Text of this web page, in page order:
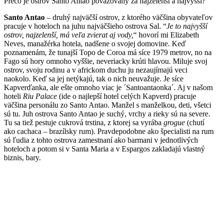
Santo Antao – druhý najväčší ostrov, z ktorého väčšina obyvateľov
pracuje v hoteloch na juhu najväčšieho ostrova Sal. “Je to najvyšší
ostrov, najzelenší, má veľa zvierat aj vody,“ hovorí mi Elizabeth
Neves, manažérka hotela, nadšene o svojej domovine. Keď
poznamenám, že tunajšíTopo de Coroa má síce 1979 metrov, no na
Fago sú hory omnoho vyššie, neveriacky krúti hlavou. Miluje svoj
ostrov, svoju rodinu a v africkom duchu ju nezaujímajú veci
naokolo. Keď sa jej netýkajú, tak o nich neuvažuje. Je síce
Kapverďanka, ale ešte omnoho viac je ´Santoantaonka´. Aj v našom
hoteli Riu Palace (ide o najlepší hotel celých Kapverd) pracuje
väčšina personálu zo Santo Antao. Manžel s manželkou, deti, všetci
sú tu. Juh ostrova Santo Antao je suchý, vrchy a rieky sú na severe.
Tu sa tiež pestuje cukrová trstina, z ktorej sa vyrába grogue (chutí
ako cachaca – brazílsky rum). Pravdepodobne ako špecialisti na rum
sú ľudia z tohto ostrova zamestnaní ako barmani v jednotlivých
hoteloch a potom si v Santa Maria a v Espargos zakladajú vlastný
biznis, bary.